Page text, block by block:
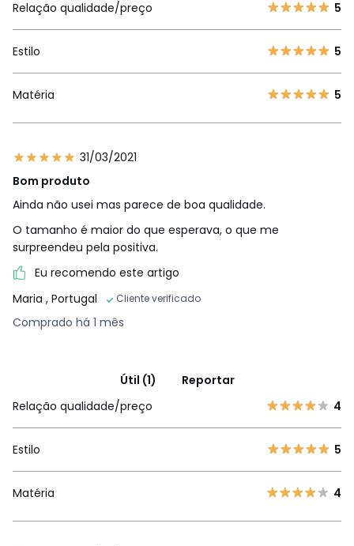
Relação qualidade/preço 5
Estilo 5
Matéria 5
31/03/2021
Bom produto
Ainda não usei mas parece de boa qualidade.
O tamanho é maior do que esperava, o que me
surpreendeu pela positiva.
Eu recomendo este artigo
Maria , Portugal Cliente verificado
Comprado há 1 mês
Útil (1)
Reportar
Relação qualidade/preço
4
Estilo 5
Matéria 4